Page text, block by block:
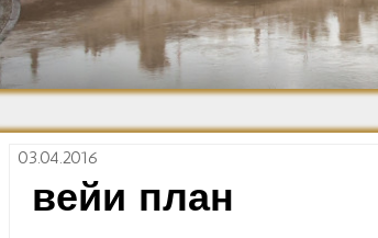
Средневековье
Возрождение и
Барокко
03.04.2016
вейи план